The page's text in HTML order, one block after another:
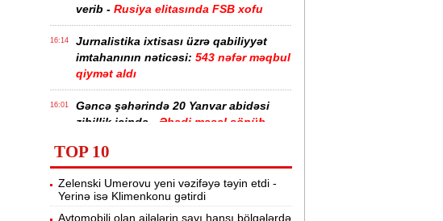
verib - Rusiya elitasında FSB xofu
16:14
Jurnalistika ixtisası üzrə qabiliyyət
imtahanının nəticəsi: 543 nəfər məqbul
qiymət aldı
16:01
Gəncə şəhərində 20 Yanvar abidəsi
zibillik içində - Əbədi məşəl sönüb
15:45
Pakistan, Səudiyyə Ərəbistanı və
Türkiyə saziş imzalayıb -Birgə müdafiə
haqqında
TOP 10
Zelenski Umerovu yeni vəzifəyə təyin etdi -
Yerinə isə Klimenkonu gətirdi
Avtomobili olan ailələrin sayı hansı bölgələrdə